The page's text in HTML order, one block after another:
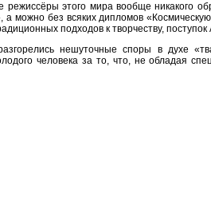
режиссёры этого мира вообще никакого
а можно без всяких дипломов
подходов к творчеству,
нешуточные споры в духе
человека за то, что, не обладая